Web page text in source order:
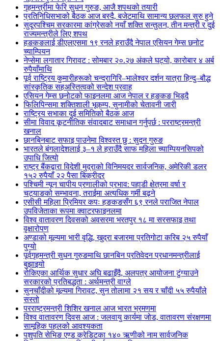
गृहमन्त्रीमा फेरि सुधन गुरुङ, आजै शपथको तयारी
प्रतिनिधिसभाको बैठक आज बस्दै, बजेटमाथि सामान्य छलफल सुरु हुने
सुदूरपश्चिम सरकारमा कांग्रेसको नयाँ शक्ति सन्तुलन, तीन मन्त्री र दुई
राज्यमन्त्रीले लिए शपथ
हङकङलाई डीएलएसमा १९ रनले हराउँदै नेपाल एसियन गेम्स छनोट
च्याम्पियन
नेप्सेमा लगातार गिरावट : सोमबार २०.२७ अंकले घट्यो, कारोबार ४ अर्ब
रुपैयाँमाथि
पूर्व राष्ट्रिय कुमारीहरूको चन्द्रागिरि–भालेश्वर दर्शन यात्रा हिन्दु–बौद्ध
सांस्कृतिक सहअस्तित्वको सन्देश प्रवाह
एसियन गेम्स छनोटको फाइनलमा आज नेपाल र हङकङ भिड्दै
फिलिपिन्समा शक्तिशाली भूकम्प, सुनामीको चेतावनी जारी
राष्ट्रिय सभाका दुई समितिको बैठक आज
सीमा विवाद कूटनीतिक संवादबाट समाधान गर्नुपर्छ : परराष्ट्रमन्त्री
खनाल
छानबिनबाट सफाइ पाउनेमा विश्वस्त छु : सुदन गुरुङ
भारतले बंगलादेशलाई ३–१ ले हराउँदै साफ महिला च्याम्पियनसिपको
उपाधि जित्यो
राष्ट्र बैंकद्वारा विदेशी मुद्राको विनिमयदर सार्वजनिक, अमेरिकी डलर
१५२ रुपैयाँ २२ पैसा बिक्रीदर
पश्चिमी न्यून चापीय प्रणालीको प्रभाव: पहाडी क्षेत्रमा वर्षा र
चट्याङको सम्भावना, तराईमा अत्यधिक गर्मी बढ्ने
एसीसी महिला प्रिमियर कपः हङकङसँग ६९ रनले पराजित नेपाल
उपविजेताका रूपमा क्वाटरफाइनलमा
विश्व वातावरण दिवसको अवसरमा भरतपुर १८ मा सरसफाइ तथा
वृक्षारोपण
अण्डाको मूल्यमा भारी वृद्धि, खुद्रा बजारमा प्रतिगोटा करिब २५ रुपैयाँ
पुग्यो
पूर्वगृहमन्त्री सुधन गुरुङमाथि छानबिन प्रतिवेदन प्रधानमन्त्रीलाई
बुझाइयो
रोकिएका आर्थिक सुधार अघि बढाइँदै, अलपत्र आयोजना टुंग्याउने
सरकारको प्रतिबद्धता : अर्थमन्त्री वाग्ले
सुनचाँदीको मूल्यमा गिरावट, सुन तोलामा २१ सय र चाँदी ५५ रुपैयाँले
सस्तो
परराष्ट्रमन्त्री शिशिर खनाल आज भारत भ्रमणमा
विश्व वातावरण दिवस आज : जलवायु कार्यमा जोड, वातावरण संरक्षणमा
सामूहिक पहलको आवश्यकता
पशुपति सेभिङ एण्ड क्रेडिटका १४० ऋणीको नाम सार्वजनिक